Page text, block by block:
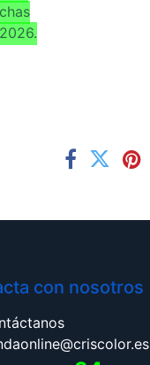
con nosotros